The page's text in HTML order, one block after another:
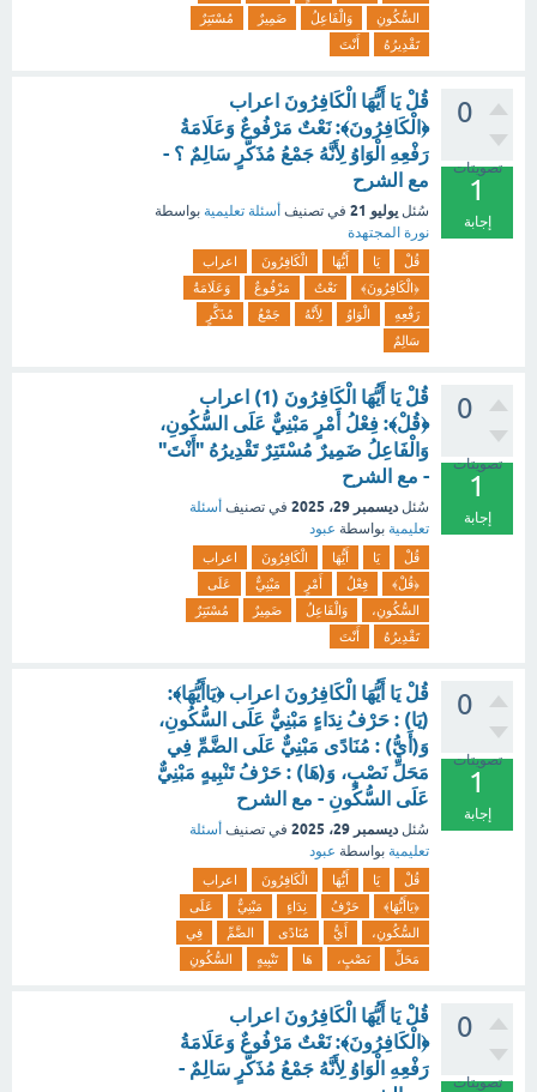
السُّكُونِ
وَالْفَاعِلُ ضَمِيرٌ
مُسْتَتِرٌ
تَقْدِيرُهُ
أَنْتَ
0
تصويتات
1
إجابة
قُلْ يَا أَيُّهَا الْكَافِرُونَ اعراب
﴿الْكَافِرُونَ﴾: نَعْتٌ مَرْفُوعٌ وَعَلَامَةُ
رَفْعِهِ الْوَاوُ لِأَنَّهُ جَمْعُ مُذَكَّرٍ سَالِمٌ ؟ -
مع الشرح
سُئل يوليو 21 في تصنيف أسئلة تعليمية بواسطة
نورة المجتهدة
قُلْ يَا أَيُّهَا الْكَافِرُونَ
اعراب
﴿الْكَافِرُونَ﴾
نَعْتٌ مَرْفُوعٌ
وَعَلَامَةُ
رَفْعِهِ
الْوَاوُ لِأَنَّهُ جَمْعُ
مُذَكَّرٍ
سَالِمٌ
0
تصويتات
1
إجابة
قُلْ يَا أَيُّهَا الْكَافِرُونَ (1) اعراب
﴿قُلْ﴾: فِعْلُ أَمْرٍ مَبْنِيٌّ عَلَى السُّكُونِ،
وَالْفَاعِلُ ضَمِيرٌ مُسْتَتِرٌ تَقْدِيرُهُ "أَنْتَ"
- مع الشرح
سُئل ديسمبر 29، 2025 في تصنيف أسئلة
تعليمية بواسطة عبود
قُلْ يَا أَيُّهَا الْكَافِرُونَ
اعراب
﴿قُلْ﴾
فِعْلُ أَمْرٍ مَبْنِيٌّ
عَلَى
السُّكُونِ،
وَالْفَاعِلُ ضَمِيرٌ
مُسْتَتِرٌ
تَقْدِيرُهُ
أَنْتَ
0
تصويتات
1
إجابة
قُلْ يَا أَيُّهَا الْكَافِرُونَ اعراب ﴿يَاأَيُّهَا﴾:
(يَا) : حَرْفُ نِدَاءٍ مَبْنِيٌّ عَلَى السُّكُونِ،
وَ(أَيُّ) : مُنَادًى مَبْنِيٌّ عَلَى الضَّمِّ فِي
مَحَلِّ نَصْبٍ، وَ(هَا) : حَرْفُ تَنْبِيهٍ مَبْنِيٌّ
عَلَى السُّكُونِ - مع الشرح
سُئل ديسمبر 29، 2025 في تصنيف أسئلة
تعليمية بواسطة عبود
قُلْ يَا أَيُّهَا الْكَافِرُونَ
اعراب
﴿يَاأَيُّهَا﴾
حَرْفُ نِدَاءٍ مَبْنِيٌّ
عَلَى
السُّكُونِ،
أَيُّ مُنَادًى الضَّمِّ
فِي
مَحَلِّ
نَصْبٍ، هَا تَنْبِيهٍ السُّكُونِ
0
تصويتات
قُلْ يَا أَيُّهَا الْكَافِرُونَ اعراب
﴿الْكَافِرُونَ﴾: نَعْتٌ مَرْفُوعٌ وَعَلَامَةُ
رَفْعِهِ الْوَاوُ لِأَنَّهُ جَمْعُ مُذَكَّرٍ سَالِمٌ -